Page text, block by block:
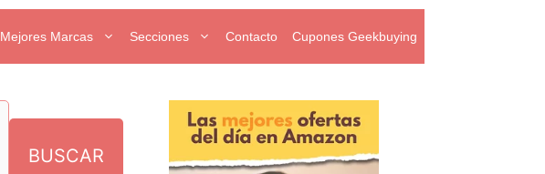
Mejores Marcas Secciones Contacto Cupones Geekbuying